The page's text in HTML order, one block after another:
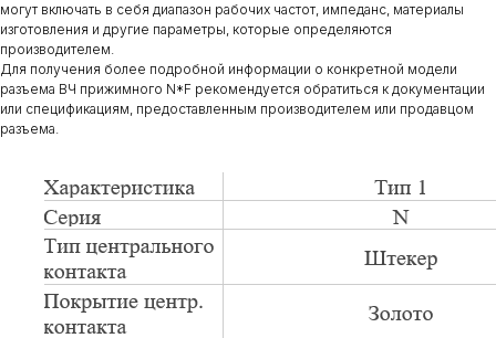
могут включать в себя диапазон рабочих частот, импеданс, материалы
изготовления и другие параметры, которые определяются
производителем.
Для получения более подробной информации о конкретной модели
разъема ВЧ прижимного N*F рекомендуется обратиться к документации
или спецификациям, предоставленным производителем или продавцом
разъема.